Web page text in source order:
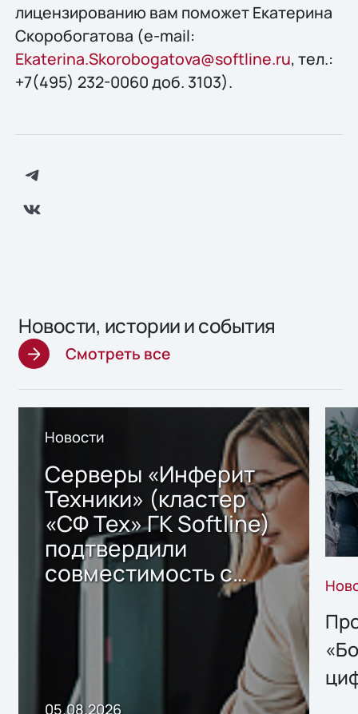
лицензированию вам поможет Екатерина
Скоробогатова (e-mail:
Ekaterina.Skorobogatova@softline.ru, тел.:
+7(495) 232-0060 доб. 3103).
Новости, истории и события
Смотреть все
Новости
Серверы «Инферит
Техники» (кластер
«СФ Тех» ГК Softline)
подтвердили
совместимость с
решением Sharx
хранения данных
05.08.2026